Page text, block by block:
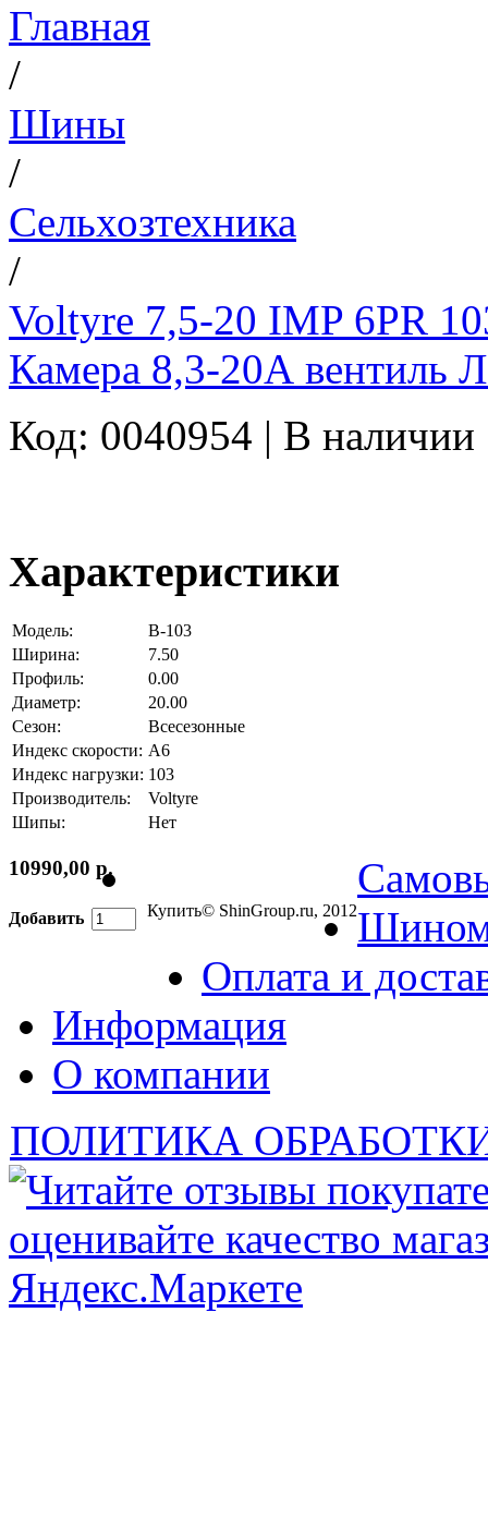
Главная
/
Шины
/
Сельхозтехника
/
Voltyre 7,5-20 IMP 6PR
Камера 8,3-20А вентиль
Код: 0040954 | В наличии
Характеристики
Модель:
В-103
Ширина:
7.50
Профиль:
0.00
Диаметр:
20.00
Сезон:
Всесезонные
Индекс скорости: A6
Индекс нагрузки: 103
Производитель:
Voltyre
Шипы:
Нет
10990,00 р.
Добавить Купить© ShinGroup.ru, 2012
Оплата и
Информация
О компании
ПОЛИТИКА